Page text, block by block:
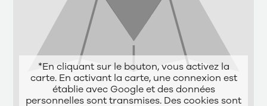
*En cliquant sur le bouton, vous activez la
carte. En activant la carte, une connexion est
établie avec Google et des données
personnelles sont transmises. Des cookies sont